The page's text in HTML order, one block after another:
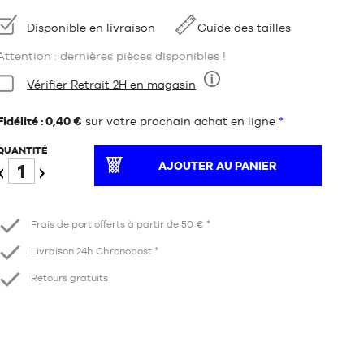
Disponible en livraison Guide des tailles
: dernières pièces disponibles !
Vérifier Retrait 2H en magasin
: 0,40 € sur votre prochain achat en ligne *
AJOUTER AU PANIER
Frais de port offerts à partir de 50 € *
Livraison 24h Chronopost *
Retours gratuits